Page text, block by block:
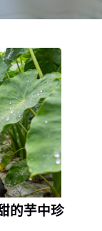
的芋中珍